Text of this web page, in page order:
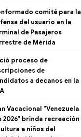
comité para la
del usuario en la
de Pasajeros
de Mérida
proceso de
de
a decanos en la
Vacacional "Venezuela
2026" brinda recreación
a niños del